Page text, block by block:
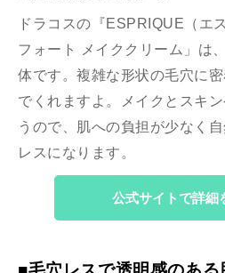
ドラコスの『ESPRIQUE（エ
フォート メイククリーム」は
体です。複雑な形状の毛穴に
でくれますよ。メイクとスキ
うので、肌への負担が少なく
レスになります。
公式サイトで詳細